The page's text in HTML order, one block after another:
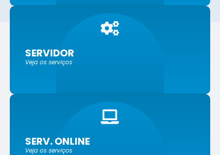
SERVIDOR
Veja os serviços
SERV. ONLINE
Veja os serviços